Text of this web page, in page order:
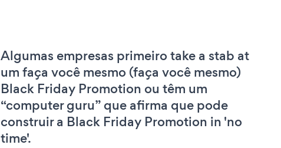
Algumas empresas primeiro take a stab at
um faça você mesmo (faça você mesmo)
Black Friday Promotion ou têm um
“computer guru” que afirma que pode
construir a Black Friday Promotion in 'no
time'.